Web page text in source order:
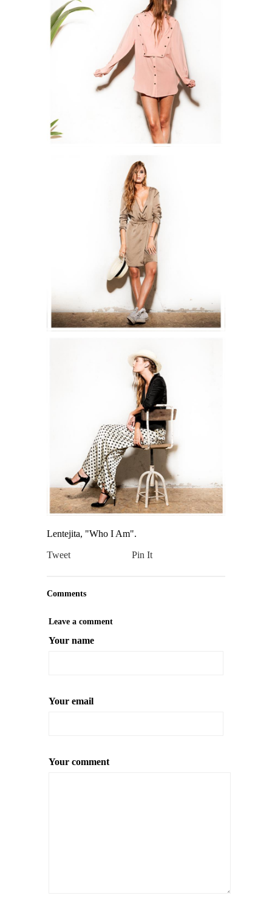
Lentejita, "Who I Am".
Tweet Pin It
Comments
Leave a comment
Your name
Your email
Your comment